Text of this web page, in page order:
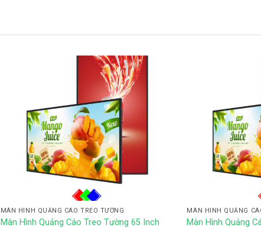
MÀN HÌNH QUẢNG CÁO TREO TƯỜNG
Màn Hình Quảng Cáo Treo Tường 65 Inch
MÀN HÌNH QUẢNG
Màn Hình Quảng